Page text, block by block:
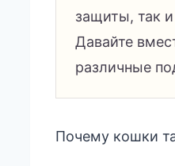
защиты, так
Давайте
различные
Почему кошки